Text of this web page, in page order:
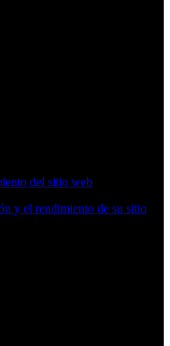
del sitio web
y el rendimiento de su sitio